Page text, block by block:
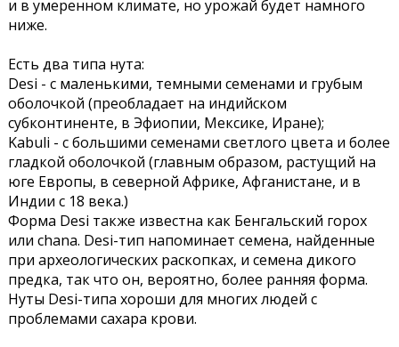
и в умеренном климате, но урожай будет намного
ниже.
Есть два типа нута:
Desi - с маленькими, темными семенами и грубым
оболочкой (преобладает на индийском
субконтиненте, в Эфиопии, Мексике, Иране);
Kabuli - с большими семенами светлого цвета и более
гладкой оболочкой (главным образом, растущий на
юге Европы, в северной Африке, Афганистане, и в
Индии с 18 века.)
Форма Desi также известна как Бенгальский горох
или chana. Desi-тип напоминает семена, найденные
при археологических раскопках, и семена дикого
предка, так что он, вероятно, более ранняя форма.
Нуты Desi-типа хороши для многих людей с
проблемами сахара крови.